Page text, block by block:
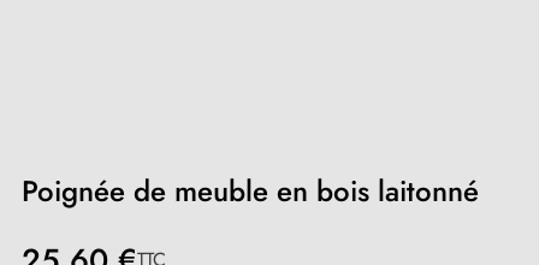
Poignée de meuble en bois laitonné
TTC